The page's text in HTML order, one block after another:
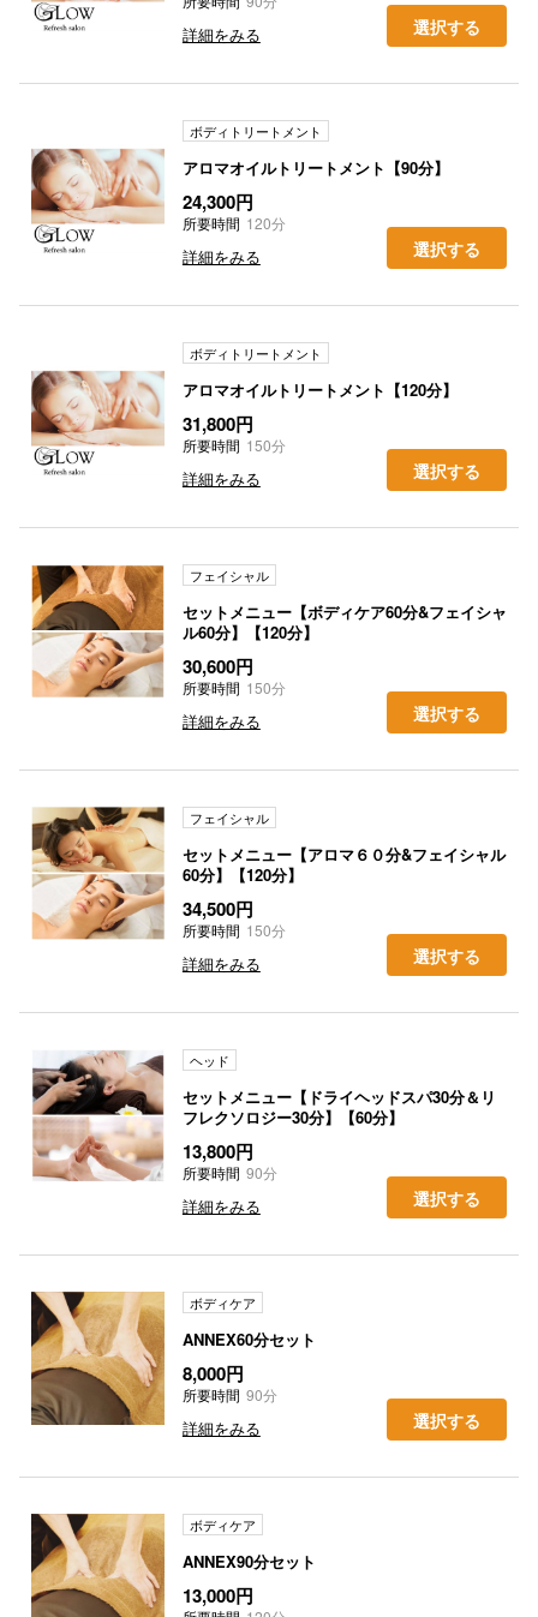
詳細をみる 選択する
ボディトリートメント
アロマオイルトリートメント【90分】
24,300円
所要時間 120分
詳細をみる 選択する
ボディトリートメント
アロマオイルトリートメント【120分】
31,800円
所要時間 150分
詳細をみる 選択する
フェイシャル
セットメニュー【ボディケア60分&フェイシャ
ル60分】【120分】
30,600円
所要時間 150分
詳細をみる 選択する
フェイシャル
セットメニュー【アロマ６０分&フェイシャル
60分】【120分】
34,500円
所要時間 150分
詳細をみる 選択する
ヘッド
セットメニュー【ドライヘッドスパ30分＆リ
フレクソロジー30分】【60分】
13,800円
所要時間 90分
詳細をみる 選択する
ボディケア
ANNEX60分セット
8,000円
所要時間 90分
詳細をみる 選択する
ボディケア
ANNEX90分セット
13,000円